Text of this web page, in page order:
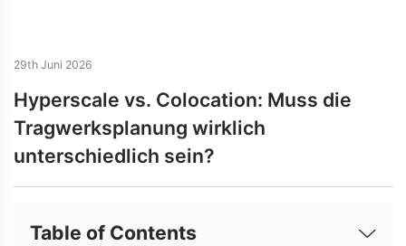
29th Juni 2026
Hyperscale vs. Colocation: Muss die
Tragwerksplanung wirklich
unterschiedlich sein?
Table of Contents